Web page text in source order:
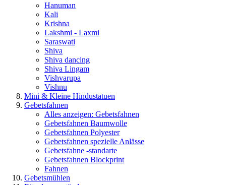
Hanuman
Kali
Krishna
Lakshmi - Laxmi
Saraswati
Shiva
Shiva dancing
Shiva Lingam
Vishvarupa
Vishnu
Mini & Kleine Hindustatuen
Gebetsfahnen
Alles anzeigen: Gebetsfahnen
Gebetsfahnen Baumwolle
Gebetsfahnen Polyester
Gebetsfahnen spezielle Anlässe
Gebetsfahne -standarte
Gebetsfahnen Blockprint
Fahnen
Gebetsmühlen